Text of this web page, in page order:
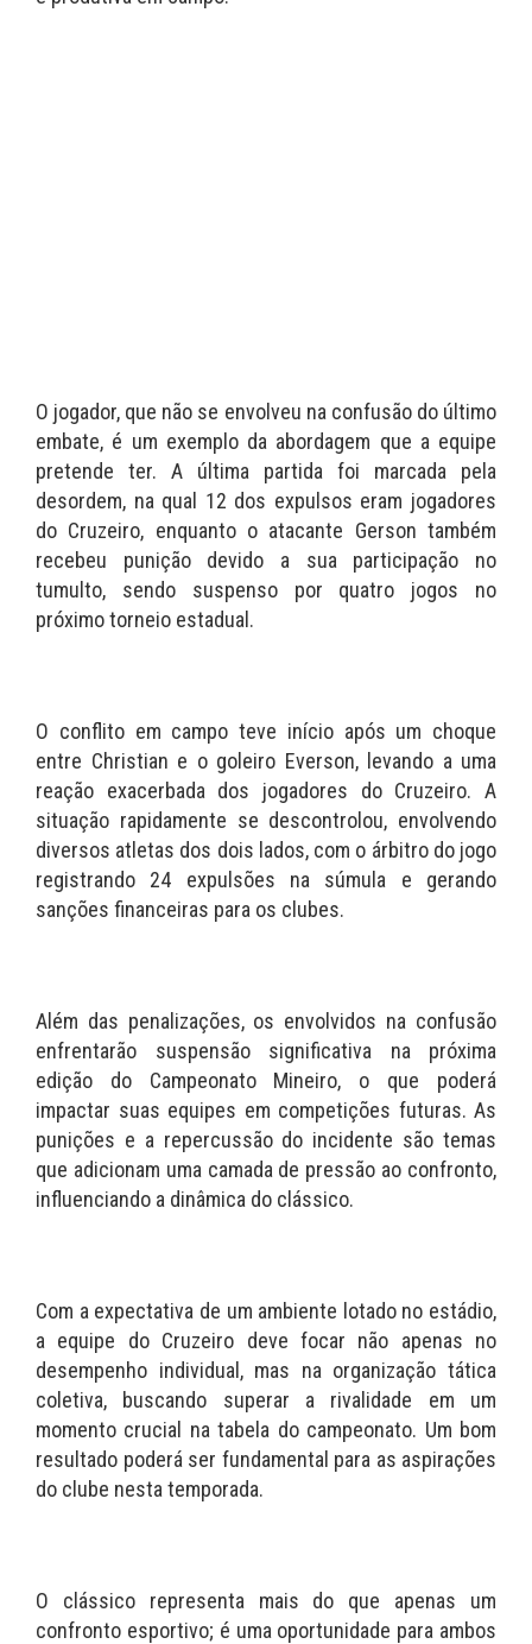
O jogador, que não se envolveu na confusão do último
embate, é um exemplo da abordagem que a equipe
pretende ter. A última partida foi marcada pela
desordem, na qual 12 dos expulsos eram jogadores
do Cruzeiro, enquanto o atacante Gerson também
recebeu punição devido a sua participação no
tumulto, sendo suspenso por quatro jogos no
próximo torneio estadual.
O conflito em campo teve início após um choque
entre Christian e o goleiro Everson, levando a uma
reação exacerbada dos jogadores do Cruzeiro. A
situação rapidamente se descontrolou, envolvendo
diversos atletas dos dois lados, com o árbitro do jogo
registrando 24 expulsões na súmula e gerando
sanções financeiras para os clubes.
Além das penalizações, os envolvidos na confusão
enfrentarão suspensão significativa na próxima
edição do Campeonato Mineiro, o que poderá
impactar suas equipes em competições futuras. As
punições e a repercussão do incidente são temas
que adicionam uma camada de pressão ao confronto,
influenciando a dinâmica do clássico.
Com a expectativa de um ambiente lotado no estádio,
a equipe do Cruzeiro deve focar não apenas no
desempenho individual, mas na organização tática
coletiva, buscando superar a rivalidade em um
momento crucial na tabela do campeonato. Um bom
resultado poderá ser fundamental para as aspirações
do clube nesta temporada.
O clássico representa mais do que apenas um
confronto esportivo; é uma oportunidade para ambos